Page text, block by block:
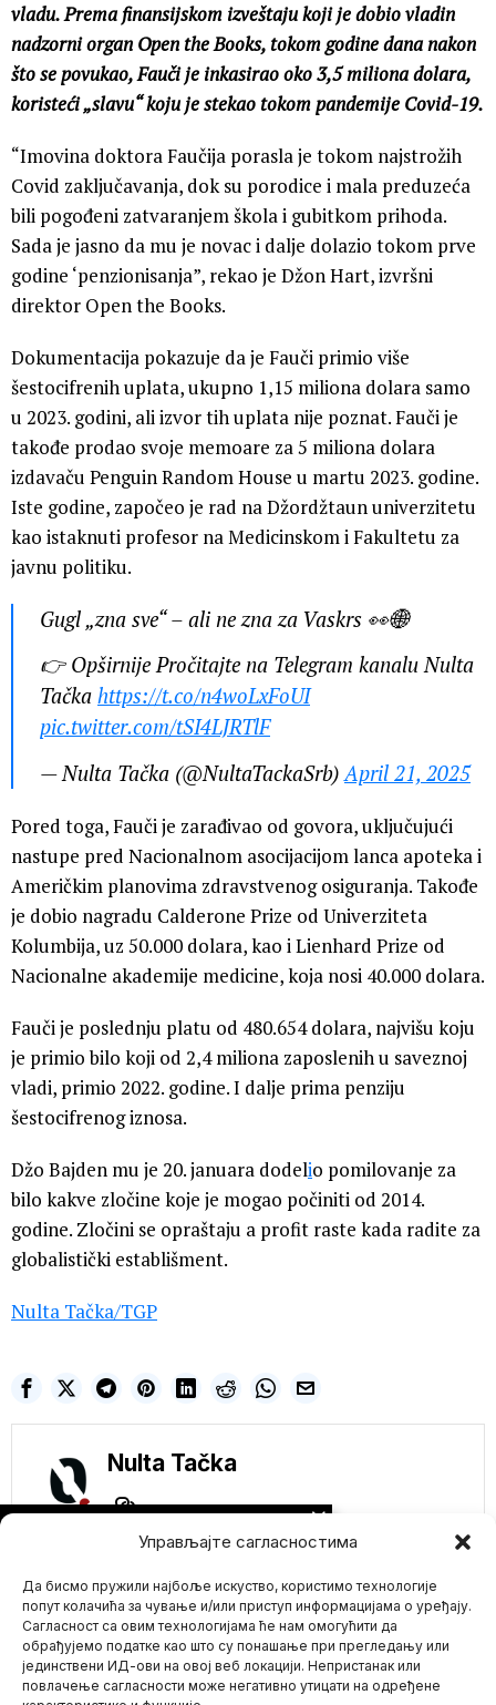
Управљајте сагласностима
Да бисмо пружили најбоље искуство, користимо технологије
попут колачића за чување и/или приступ информацијама о уређају.
Сагласност са овим технологијама ће нам омогућити да
обрађујемо податке као што су понашање при прегледању или
јединствени ИД-ови на овој веб локацији. Непристанак или
повлачење сагласности може негативно утицати на одређене
vladu. Prema finansijskom izveštaju koji je dobio vladin
nadzorni organ Open the Books, tokom godine dana nakon
što se povukao, Fauči je inkasirao oko 3,5 miliona dolara,
koristeći „slavu“ koju je stekao tokom pandemije Covid-19.
“Imovina doktora Faučija porasla je tokom najstrožih
Covid zaključavanja, dok su porodice i mala preduzeća
bili pogođeni zatvaranjem škola i gubitkom prihoda.
Sada je jasno da mu je novac i dalje dolazio tokom prve
godine ‘penzionisanja”, rekao je Džon Hart, izvršni
direktor Open the Books.
Dokumentacija pokazuje da je Fauči primio više
šestocifrenih uplata, ukupno 1,15 miliona dolara samo
u 2023. godini, ali izvor tih uplata nije poznat. Fauči je
takođe prodao svoje memoare za 5 miliona dolara
izdavaču Penguin Random House u martu 2023. godine.
Iste godine, započeo je rad na Džordžtaun univerzitetu
kao istaknuti profesor na Medicinskom i Fakultetu za
javnu politiku.
Gugl „zna sve“ – ali ne zna za Vaskrs 👀🌐
👉 Opširnije Pročitajte na Telegram kanalu Nulta
Tačka https://t.co/n4woLxFoUI
pic.twitter.com/tSI4LJRTlF
— Nulta Tačka (@NultaTackaSrb) April 21, 2025
Pored toga, Fauči je zarađivao od govora, uključujući
nastupe pred Nacionalnom asocijacijom lanca apoteka i
Američkim planovima zdravstvenog osiguranja. Takođe
je dobio nagradu Calderone Prize od Univerziteta
Kolumbija, uz 50.000 dolara, kao i Lienhard Prize od
Nacionalne akademije medicine, koja nosi 40.000 dolara.
Fauči je poslednju platu od 480.654 dolara, najvišu koju
je primio bilo koji od 2,4 miliona zaposlenih u saveznoj
vladi, primio 2022. godine. I dalje prima penziju
šestocifrenog iznosa.
Džo Bajden mu je 20. januara dodelio pomilovanje za
bilo kakve zločine koje je mogao počiniti od 2014.
godine. Zločini se opraštaju a profit raste kada radite za
globalistički establišment.
Nulta Tačka/TGP
Nulta Tačka
Mario zna Youtube
NE PROPUSTITE
Razbijena Mračna
za četovanje koristili
predatori za 23.000
zločina seksualnog
nasilja i pedofilije!
Francuske vlasti podigle
su optužnicu protiv Isaka
Štajdla, osnivača i